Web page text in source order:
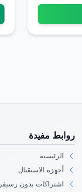
روابط مفيدة
الرئيسية
أجهزة الاستقبال
اشتراكات بدون رسيفر